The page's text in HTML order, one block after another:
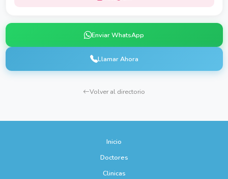
Enviar WhatsApp
Llamar Ahora
Volver al directorio
Inicio
Doctores
Clinicas